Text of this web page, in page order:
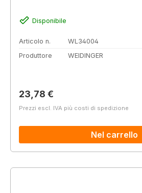
Disponibile
Articolo n.
WL34004
Produttore
WEIDINGER
Prezzo normale:
23,78 €
Prezzi escl. IVA più costi di spedizione
Nel carrello